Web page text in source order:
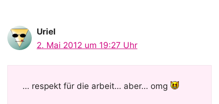
Uriel
2. Mai 2012 um 19:27 Uhr
… respekt für die arbeit… aber… omg